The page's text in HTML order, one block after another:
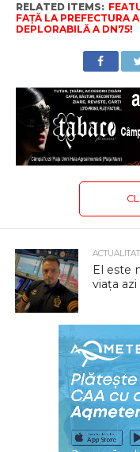
RELATED ITEMS:
FAȚĂ LA PREFECTURA
DEPLORABILĂ A DN75!
El este
viața azi